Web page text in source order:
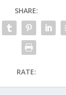
SHARE:
RATE: